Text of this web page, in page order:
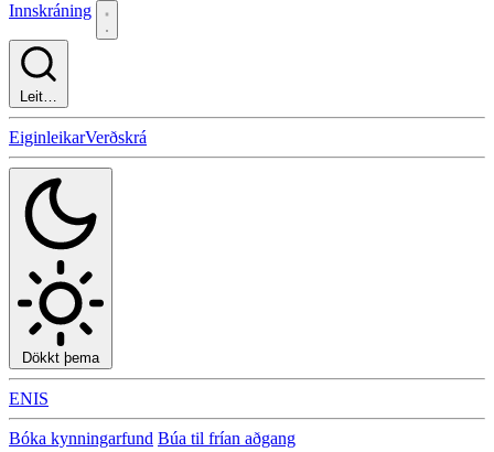
Innskráning
Leit…
EiginleikarVerðskrá
Dökkt þema
ENIS
Bóka kynningarfund Búa til frían aðgang